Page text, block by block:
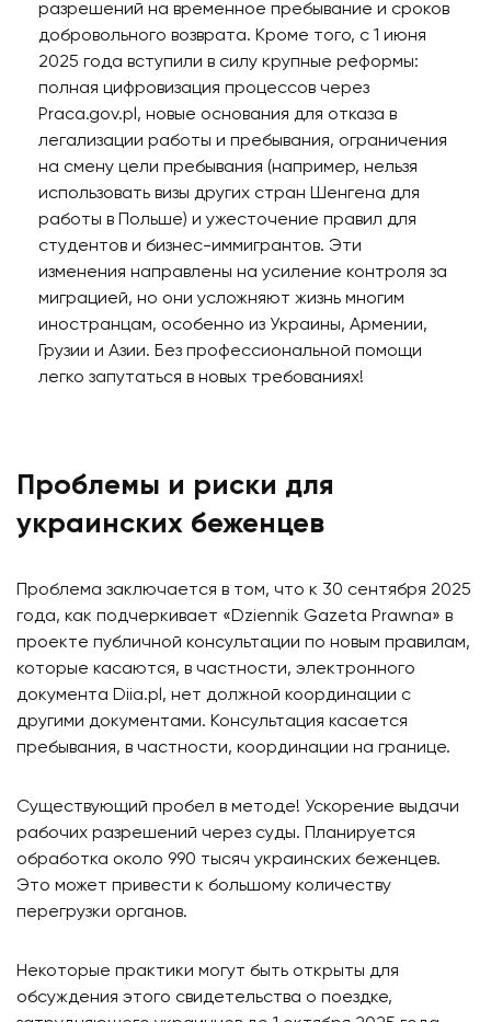
разрешений на временное пребывание и сроков
добровольного возврата. Кроме того, с 1 июня
2025 года вступили в силу крупные реформы:
полная цифровизация процессов через
Praca.gov.pl, новые основания для отказа в
легализации работы и пребывания, ограничения
на смену цели пребывания (например, нельзя
использовать визы других стран Шенгена для
работы в Польше) и ужесточение правил для
студентов и бизнес-иммигрантов. Эти
изменения направлены на усиление контроля за
миграцией, но они усложняют жизнь многим
иностранцам, особенно из Украины, Армении,
Грузии и Азии. Без профессиональной помощи
легко запутаться в новых требованиях!
Проблемы и риски для
украинских беженцев
Проблема заключается в том, что к 30 сентября 2025
года, как подчеркивает «Dziennik Gazeta Prawna» в
проекте публичной консультации по новым правилам,
которые касаются, в частности, электронного
документа Diia.pl, нет должной координации с
другими документами. Консультация касается
пребывания, в частности, координации на границе.
Существующий пробел в методе! Ускорение выдачи
рабочих разрешений через суды. Планируется
обработка около 990 тысяч украинских беженцев.
Это может привести к большому количеству
перегрузки органов.
Некоторые практики могут быть открыты для
обсуждения этого свидетельства о поездке,